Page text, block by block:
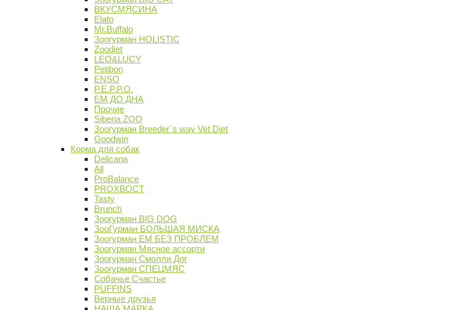
ВКУСМЯСИНА
Elato
Mr.Buffalo
Зоогурман HOLISTIC
Zoodiet
LEO&LUCY
Petibon
ENSO
P.E.P.P.O.
ЕМ ДО ДНА
Прочие
Siberia ZOO
Зоогурман Breeder`s way Vet Diet
Goodwin
Корма для собак
Delicana
All
ProBalance
PROХВОСТ
Tasty
Brunch
Зоогурман BIG DOG
ЗооГурман БОЛЬШАЯ МИСКА
Зоогурман ЕМ БЕЗ ПРОБЛЕМ
Зоогурман Мясное ассорти
Зоогурман Смолли Дог
Зоогурман СПЕЦМЯС
Собачье Счастье
PUFFINS
Верные друзья